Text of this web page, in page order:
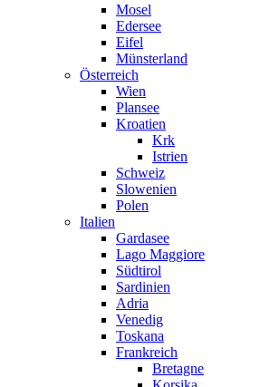
Mosel
Edersee
Eifel
Münsterland
Österreich
Wien
Plansee
Kroatien
Krk
Istrien
Schweiz
Slowenien
Polen
Italien
Gardasee
Lago Maggiore
Südtirol
Sardinien
Adria
Venedig
Toskana
Frankreich
Bretagne